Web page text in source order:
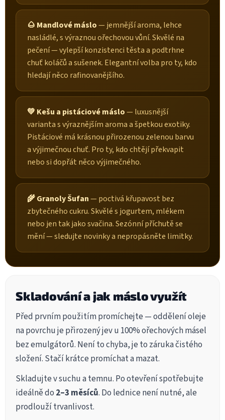
🌰 Mandlové máslo— jemnější aroma, lehce
nasládlé, s výraznou ořechovou vůní. Skvělé na
pečení — vylepší konzistenci těsta a podtrhne
chuť koláčů a sušenek. Elegantní volba pro ty, kdo
hledají něco rafinovanějšího.
💚 Kešu a pistáciové máslo— luxusnější
varianta s výraznějším aroma a špetkou exotiky.
Pistáciové má krásnou přirozenou zelenou barvu
a výjimečnou chuť. Pro ty, kdo chtějí překvapit
nebo si dopřát něco výjimečného.
🌾 Granoly Šufan— poctivá křupavost bez
zbytečného cukru. Skvělé s jogurtem, mlékem
nebo jen tak jako svačina. Sezónní příchutě se
mění — sledujte novinky a nepropásněte limitky.
Skladování a jak máslo využít
Před prvním použitím promíchejte — oddělení oleje
na povrchu je přirozený jev u 100% ořechových másel
bez emulgátorů. Není to chyba, je to záruka čistého
složení. Stačí krátce promíchat a mazat.
Skladujte v suchu a temnu. Po otevření spotřebujte
ideálně do 2–3 měsíců. Do lednice není nutné, ale
prodlouží trvanlivost.